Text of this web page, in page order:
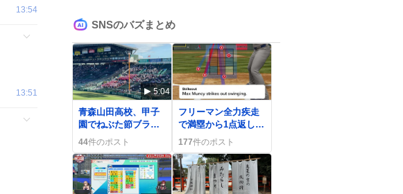
13:54
13:51
SNSのバズまとめ
5:04
青森山田高校、甲子
園でねぶた節ブラス
バンドと共に得点連
発にファン歓喜
44件のポスト
フリーマン全力疾走
で満塁から1点返し、
ドジャースの逆転を
狙うファン歓喜
177件のポスト